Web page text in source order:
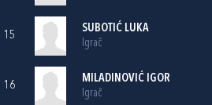
15
SUBOTIĆ LUKA
Igrač
16
MILADINOVIĆ IGOR
Igrač